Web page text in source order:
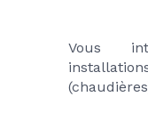
Vous